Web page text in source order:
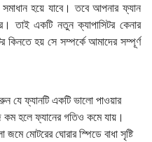
সমাধান হয়ে যাবে। তবে আপনার ফ্যান
তাই একটি নতুন ক্যাপাসিটর কেনার
কিনতে হয় সে সম্পর্কে আমাদের সম্পূর্ণ
যে ফ্যানটি একটি ভালো পাওয়ার
হলে ফ্যানের গতিও কমে যায়।
জমে মোটরের ঘোরার স্পিডে বাধা সৃষ্টি